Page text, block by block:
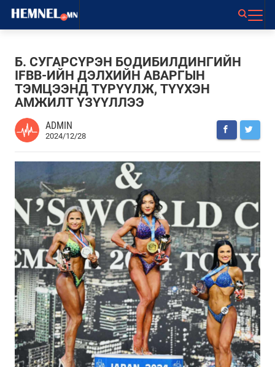
Б. СУГАРСҮРЭН БОДИБИЛДИНГИЙН
IFBB-ИЙН ДЭЛХИЙН АВАРГЫН
ТЭМЦЭЭНД ТҮРҮҮЛЖ, ТҮҮХЭН
АМЖИЛТ ҮЗҮҮЛЛЭЭ
ADMIN
2024/12/28